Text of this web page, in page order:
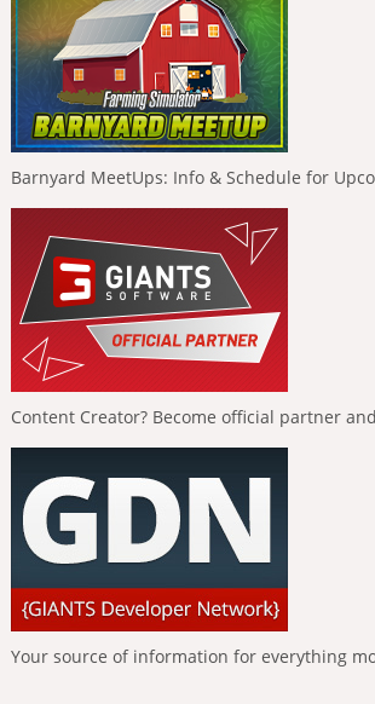
Barnyard MeetUps: Info & Schedule for
Content Creator? Become official partner
Your source of information for everything